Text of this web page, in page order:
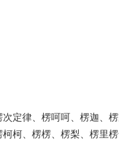
定律、楞呵呵、楞迦、
柯、楞楞、楞梨、楞里